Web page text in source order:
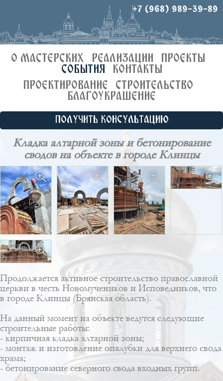
+7 (968) 989-39-89
О МАСТЕРСКИХ РЕАЛИЗАЦИИ
ПРОЕКТЫ
СОБЫТИЯ
КОНТАКТЫ
ПРОЕКТИРОВАНИЕ
СТРОИТЕЛЬСТВО
БЛАГОУКРАШЕНИЕ
ПОЛУЧИТЬ КОНСУЛЬТАЦИЮ
Кладка алтарной зоны и бетонирование
сводов на объекте в городе Клинцы
Продолжается активное строительство православной
церкви в честь Новомучеников и Исповедников, что
в городе Клинцы (Брянская область).
На данный момент на объекте ведутся следующие
строительные работы:
- кирпичная кладка алтарной зоны;
- монтаж и изготовление опалубки для верхнего свода
храма;
- бетонирование северного свода входных групп.